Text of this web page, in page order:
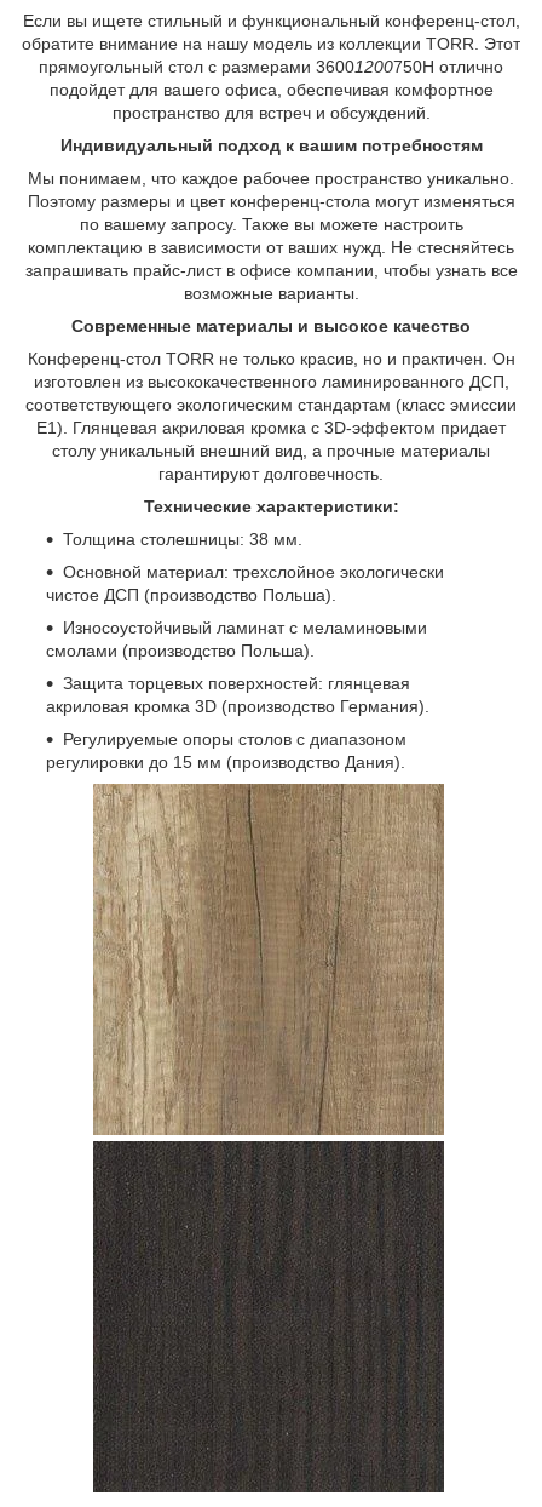
Если вы ищете стильный и функциональный конференц-стол,
обратите внимание на нашу модель из коллекции TORR. Этот
прямоугольный стол с размерами 36001200750Н отлично
подойдет для вашего офиса, обеспечивая комфортное
пространство для встреч и обсуждений.
Индивидуальный подход к вашим потребностям
Мы понимаем, что каждое рабочее пространство уникально.
Поэтому размеры и цвет конференц-стола могут изменяться
по вашему запросу. Также вы можете настроить
комплектацию в зависимости от ваших нужд. Не стесняйтесь
запрашивать прайс-лист в офисе компании, чтобы узнать все
возможные варианты.
Современные материалы и высокое качество
Конференц-стол TORR не только красив, но и практичен. Он
изготовлен из высококачественного ламинированного ДСП,
соответствующего экологическим стандартам (класс эмиссии
Е1). Глянцевая акриловая кромка с 3D-эффектом придает
столу уникальный внешний вид, а прочные материалы
гарантируют долговечность.
Технические характеристики:
Толщина столешницы: 38 мм.
Основной материал: трехслойное экологически
чистое ДСП (производство Польша).
Износоустойчивый ламинат с меламиновыми
смолами (производство Польша).
Защита торцевых поверхностей: глянцевая
акриловая кромка 3D (производство Германия).
Регулируемые опоры столов с диапазоном
регулировки до 15 мм (производство Дания).